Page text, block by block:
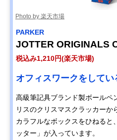
Photo by 楽天市場
‎PARKER
JOTTER ORIGINALS
税込み1,210円(楽天市場)
オフィスワークをしてい
高級筆記具ブランド製ボールペ
リスのクリスマスクラッカーか
カラフルなボックスをひねると
ッター」が入っています。